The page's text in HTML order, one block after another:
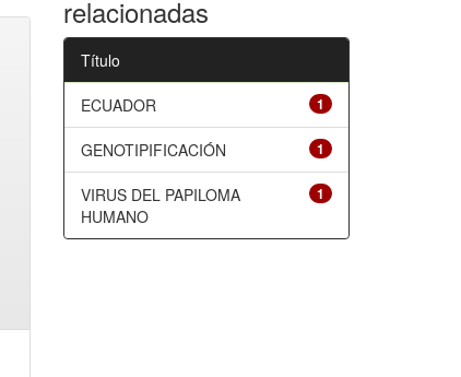
relacionadas
Título
1
ECUADOR
1
GENOTIPIFICACIÓN
1
VIRUS DEL PAPILOMA
HUMANO